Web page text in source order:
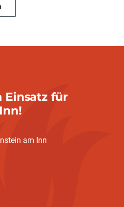
Einsatz für
am Inn